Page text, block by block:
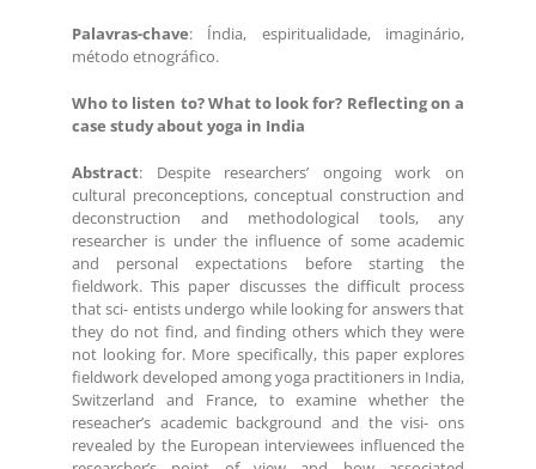
Palavras-chave: Índia, espiritualidade, imaginário,
método etnográfico.
Who to listen to? What to look for? Reflecting on a
case study about yoga in India
Abstract: Despite researchers’ ongoing work on
cultural preconceptions, conceptual construction and
deconstruction and methodological tools, any
researcher is under the influence of some academic
and personal expectations before starting the
fieldwork. This paper discusses the difficult process
that sci- entists undergo while looking for answers that
they do not find, and finding others which they were
not looking for. More specifically, this paper explores
fieldwork developed among yoga practitioners in India,
Switzerland and France, to examine whether the
reseacher’s academic background and the visi- ons
revealed by the European interviewees influenced the